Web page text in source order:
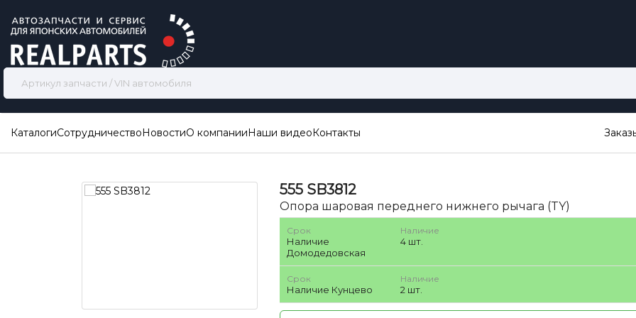
КаталогиСотрудничествоНовостиО компанииНаши видеоКонтакты
555 SB3812
Опора шаровая переднего нижнего рычага (TY)
Срок
Наличие
Домодедовская
Наличие
4 шт.
Срок
Наличие Кунцево
Наличие
2 шт.